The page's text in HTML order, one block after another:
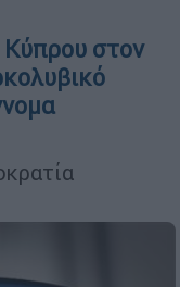
στον